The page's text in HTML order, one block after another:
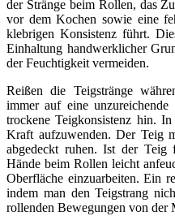
der Stränge beim Rollen, das
vor dem Kochen sowie eine
klebrigen Konsistenz führt.
Einhaltung handwerklicher
der Feuchtigkeit vermeiden.
Reißen die Teigstränge
immer auf eine
trockene Teigkonsistenz hin.
Kraft aufzuwenden. Der Teig
abgedeckt ruhen. Ist der
Hände beim Rollen leicht
Oberfläche einzuarbeiten. Ein
indem man den Teigstrang
rollenden Bewegungen von der